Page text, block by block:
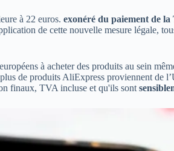
à 22 euros. exonéré du paiement de la
de cette nouvelle mesure légale,
à acheter des produits au sein
de produits AliExpress proviennent de
finaux, TVA incluse et qu'ils sont